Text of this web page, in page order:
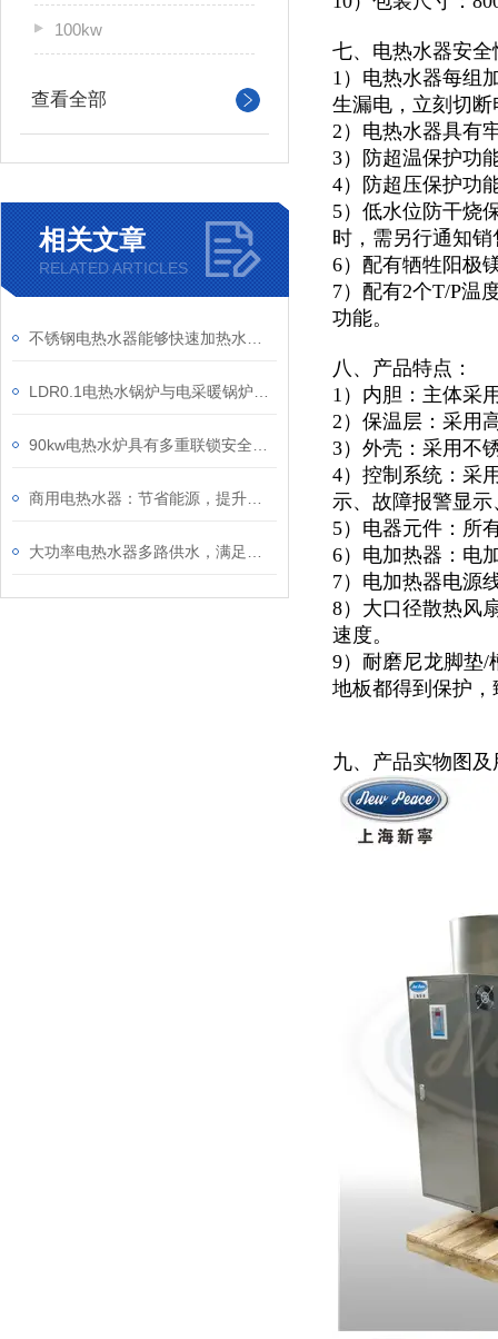
100kw
查看全部
相关文章
RELATED ARTICLES
七、电热水器安全
1）电热水器每组
生漏电，立刻切
2）电热水器具有
3）防超温保护功
4）防超压保护功
5）低水位防干烧
时，需另行通知
6）配有牺牲阳极
7）配有2个T/P温
功能。
八、产品特点：
1）内胆：主体采
2）保温层：采用
3）外壳：采用不
4）控制系统：采
示、故障报警显
5）电器元件：所
6）电加热器：电
7）电加热器电源
8）大口径散热风
速度。
9）耐磨尼龙脚垫/
地板都得到保护
九、产品实物图